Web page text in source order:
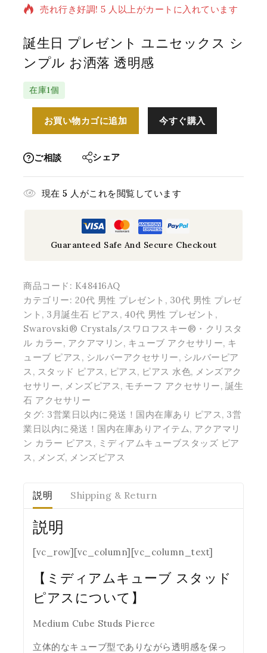
売れ行き好調! 5 人以上がカートに入れています
誕生日 プレゼント ユニセックス シ
ンプル お洒落 透明感
在庫1個
お買い物カゴに追加 今すぐ購入
ご相談 シェア
現在 5 人がこれを閲覧しています
Guaranteed Safe And Secure Checkout
商品コード: K48416AQ
カテゴリー: 20代 男性 プレゼント , 30代 男性 プレゼ
ント , 3月誕生石 ピアス , 40代 男性 プレゼント ,
Swarovski® Crystals/スワロフスキー®・クリスタ
ル カラー, アクアマリン, キューブ アクセサリー, キ
ューブ ピアス , シルバーアクセサリー, シルバーピア
ス , スタッド ピアス , ピアス , ピアス 水色, メンズアク
セサリー, メンズピアス , モチーフ アクセサリー, 誕生
石 アクセサリー
タグ: 3営業日以内に発送！国内在庫あり ピアス , 3営
業日以内に発送！国内在庫ありアイテム, アクアマリ
ン カラー ピアス , ミディアムキューブスタッズ ピア
ス , メンズ, メンズピアス
説明 Shipping & Return
説明
[vc_row][vc_column][vc_column_text]
【ミディアムキューブ スタッド
ピアスについて】
Medium Cube Studs Pierce
立体的なキューブ型でありながら透明感を保っ